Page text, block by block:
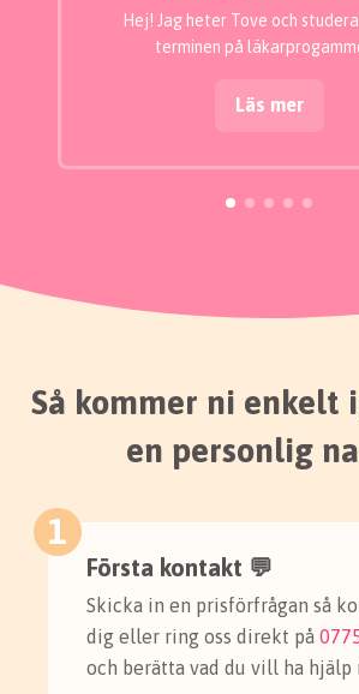
Hej! Jag heter Tove och
terminen på
Läs mer
Så kommer ni enkelt
en personlig
1
Första kontakt 💬
Skicka in en prisförfrågan så
dig eller ring oss direkt på
och berätta vad du vill ha hjälp